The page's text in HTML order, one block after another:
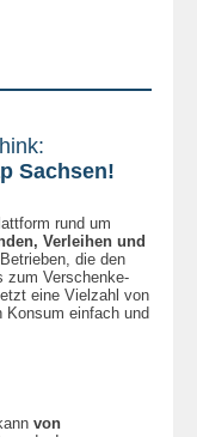
Sachsen!
rund um
Verleihen und
die den
zum Verschenke-
eine Vielzahl von
Konsum einfach und
von